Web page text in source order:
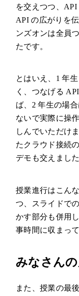
を交えつつ、
API の広がりを
ンズオンは全員
たです。
とはいえ、1 年
く、つなげる
ば、2 年生の場
ないで実際に操
しんでいただけ
たクラウド接続
デモも交えました
授業進行はこん
つ、スライドで
かす部分も併用
事時間に収まっ
みなさん
また、授業の最